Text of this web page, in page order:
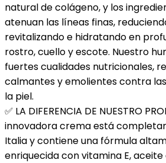
natural de colágeno, y los
atenuan las líneas finas,
revitalizando e hidratando en
rostro, cuello y escote. Nuestro
fuertes cualidades nutricionales,
calmantes y emolientes contra
la piel.
✅ LA DIFERENCIA DE NUESTRO
innovadora crema está
Italia y contiene una fórmula
enriquecida con vitamina E, aceite